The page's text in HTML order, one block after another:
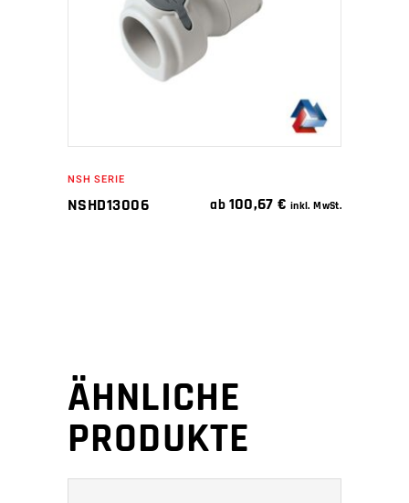
WEITERLESEN
NSH SERIE
NSHD13006 ab 100,67€ inkl. MwSt.
ÄHNLICHE
PRODUKTE